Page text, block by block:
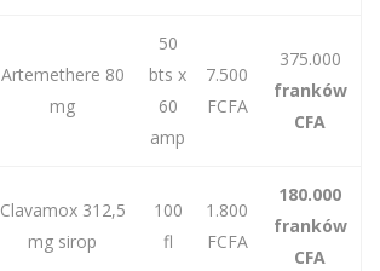
Artemethere 80
mg
50
bts x
60
amp
7.500
FCFA
375.000
franków
CFA
Clavamox 312,5
mg sirop
100
fl
1.800
FCFA
180.000
franków
CFA